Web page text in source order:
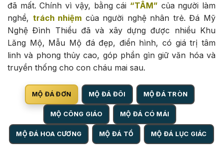
đã mất. Chính vì vậy, bằng cái “TÂM” của người làm
nghề, trách nhiệm của người nghệ nhân trẻ. Đá Mỹ
Nghệ Đình Thiều đã và xây dựng được nhiều Khu
Lăng Mộ, Mẫu Mộ đá đẹp, điển hình, có giá trị tâm
linh và phong thủy cao, góp phần gìn giữ văn hóa và
truyền thống cho con cháu mai sau.
MỘ ĐÁ ĐƠN MỘ ĐÁ ĐÔI MỘ ĐÁ TRÒN
MỘ CÔNG GIÁO MỘ ĐÁ CÓ MÁI
MỘ ĐÁ HOA CƯƠNG MỘ ĐÁ TỔ MỘ ĐÁ LỤC GIÁC